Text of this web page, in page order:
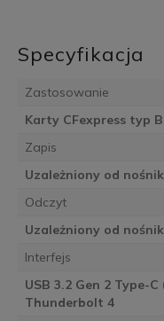
Specyfikacja
Zastosowanie
Karty CFexpress typ B
Zapis
Uzależniony od
Odczyt
Uzależniony od
Interfejs
USB 3.2 Gen 2 Type-
Thunderbolt 4